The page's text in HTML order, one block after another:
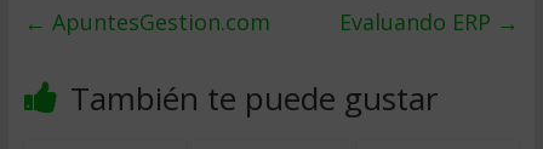
← ApuntesGestion.com Evaluando ERP →
También te puede gustar